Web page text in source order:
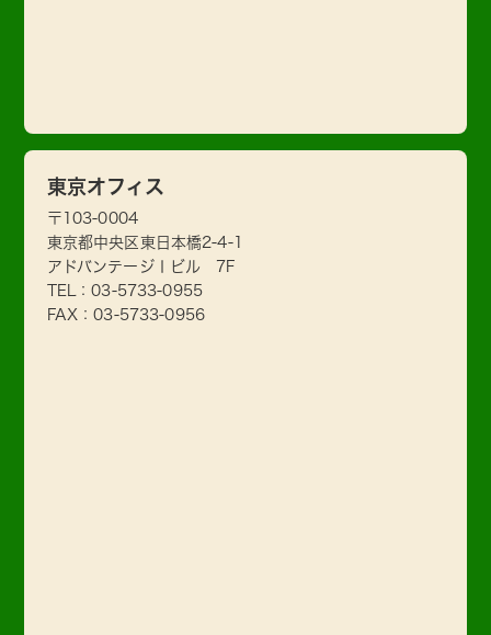
東京オフィス
〒103-0004
東京都中央区東日本橋2-4-1
アドバンテージⅠビル 7F
TEL：03-5733-0955
FAX：03-5733-0956